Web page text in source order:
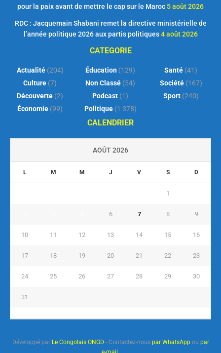
pour la paix avant de mettre le cap sur le Maroc 5 août 2026
RDC : Jacquemain Shabani remet la directive ministérielle de
l’année politique 2026 aux partis politiques 4 août 2026
CATEGORIE
Actualité(204)
Culture (7)
Découverte (2)
Économie (99)
Éducation (129)
Non Classé (54)
Podcast (1)
Politique(1 378)
Santé (41)
Société(167)
Sport(240)
CALENDRIER
AOÛT 2026
L M M J V S D
1
6 7 8 9
10 11 12 13 14 15 16
17 18 19 20 21 22 23
24 25 26 27 28 29 30
31
Développé par Le Congolais ONGD- Contactez-nous par WhatsAppou par